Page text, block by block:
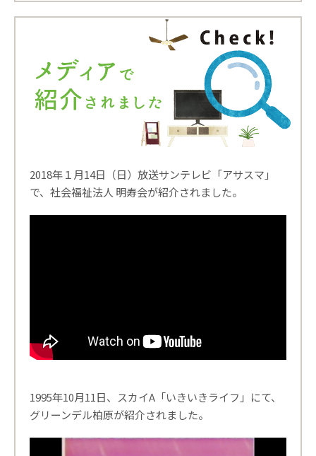
2018年１月14日（日）放送サンテレビ「アサスマ」
で、社会福祉法人 明寿会が紹介されました。
1995年10月11日、スカイA「いきいきライフ」にて、
グリーンデル柏原が紹介されました。